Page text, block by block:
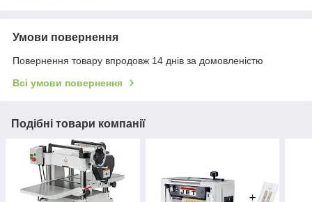
Умови повернення
Повернення товару впродовж 14 днів за домовленістю
Всі умови повернення
Подібні товари компанії